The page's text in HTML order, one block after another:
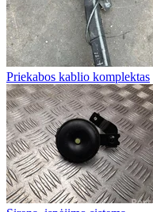
Priekabos kablio komplektas